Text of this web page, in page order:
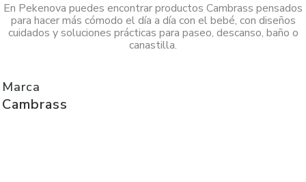
En Pekenova puedes encontrar productos Cambrass pensados
para hacer más cómodo el día a día con el bebé, con diseños
cuidados y soluciones prácticas para paseo, descanso, baño o
canastilla.
Marca
Cambrass